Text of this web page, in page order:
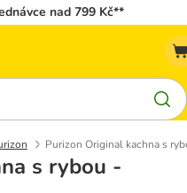
nad 799 Kč**
Purizon Original kachna s
s rybou -